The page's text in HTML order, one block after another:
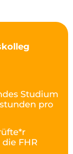
Studium
pro
FHR